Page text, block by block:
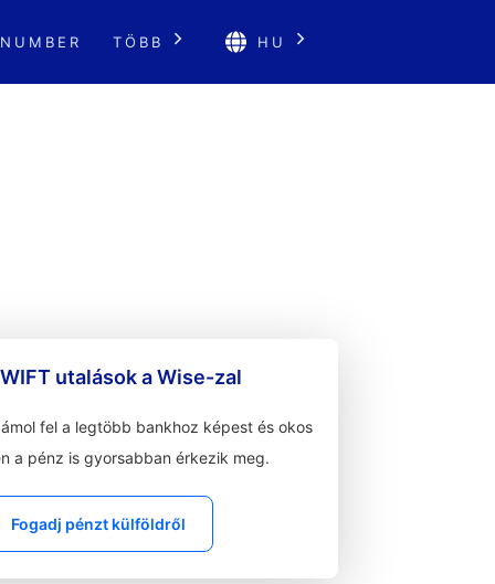
TÖBB HU
utalások a Wise-zal
fel a legtöbb bankhoz képest és okos
a pénz is gyorsabban érkezik meg.
Fogadj pénzt külföldről